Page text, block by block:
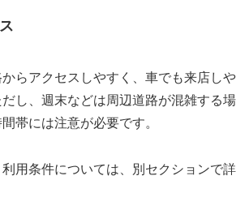
らアクセスしやすく、車でも来店しや
し、週末などは周辺道路が混雑する場
帯には注意が必要です。
用条件については、別セクションで詳